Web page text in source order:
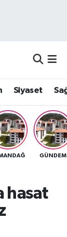
Siyaset
GÜNDEM
hasat